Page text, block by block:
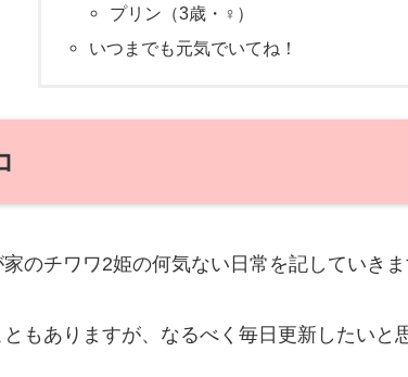
プリン（3歳・♀）
いつまでも元気でいてね！
のチワワ2姫の何気ない日常を記していきま
もありますが、なるべく毎日更新したいと